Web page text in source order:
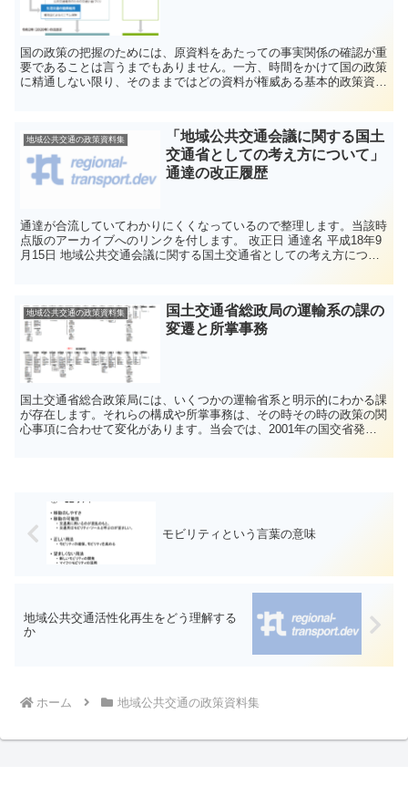
国の政策の把握のためには、原資料をあたっての事実関係の確認が重
要であることは言うまでもありません。一方、時間をかけて国の政策
に精通しない限り、そのままではどの資料が権威ある基本的政策資料
地域公共交通の政策資料集
「地域公共交通会議に関する国土
交通省としての考え方について」
通達の改正履歴
通達が合流していてわかりにくくなっているので整理します。当該時
点版のアーカイブへのリンクを付します。 改正日 通達名 平成18年9
月15日 地域公共交通会議に関する国土交通省としての考え方につい
地域公共交通の政策資料集
国土交通省総政局の運輸系の課の
変遷と所掌事務
国土交通省総合政策局には、いくつかの運輸省系と明示的にわかる課
が存在します。それらの構成や所掌事務は、その時その時の政策の関
心事項に合わせて変化があります。当会では、2001年の国交省発足
モビリティという言葉の意味
地域公共交通活性化再生をどう理解する
か
ホーム 地域公共交通の政策資料集